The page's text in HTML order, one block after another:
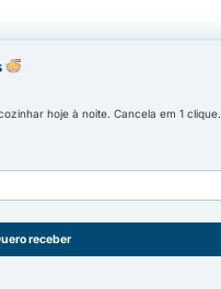
hoje à noite. Cancela em 1 clique.
receber